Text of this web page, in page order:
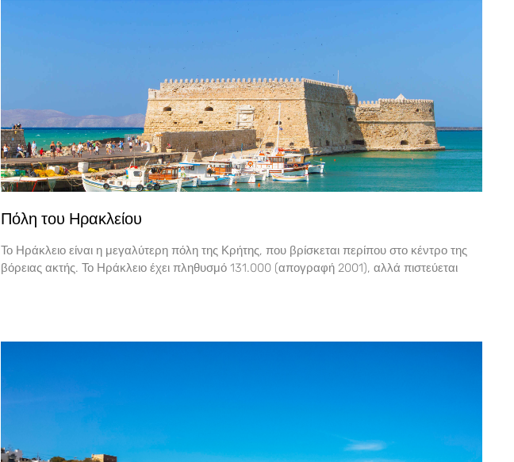
Πόλη του Ηρακλείου
Το Ηράκλειο είναι η μεγαλύτερη πόλη της Κρήτης, που βρίσκεται περίπου στο κέντρο της
βόρειας ακτής. Το Ηράκλειο έχει πληθυσμό 131.000 (απογραφή 2001), αλλά πιστεύεται